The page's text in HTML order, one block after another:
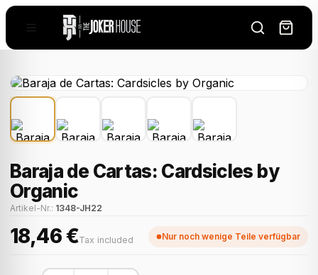
Baraja de Cartas: Cardsicles by
Organic
Artikel-Nr.: 1348-JH22
18,46 €Tax included Nur noch wenige Teile verfügbar